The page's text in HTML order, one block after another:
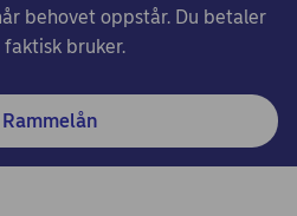
behovet oppstår. Du betaler
bruker.